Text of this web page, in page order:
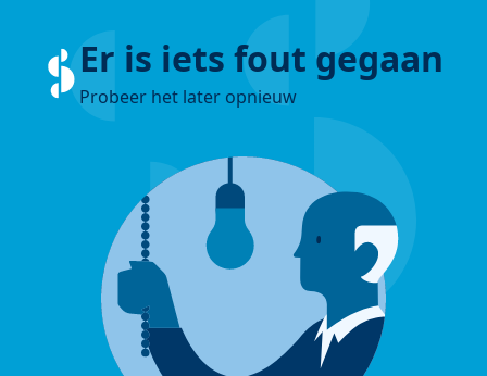
Er is iets fout gegaan
Probeer het later opnieuw